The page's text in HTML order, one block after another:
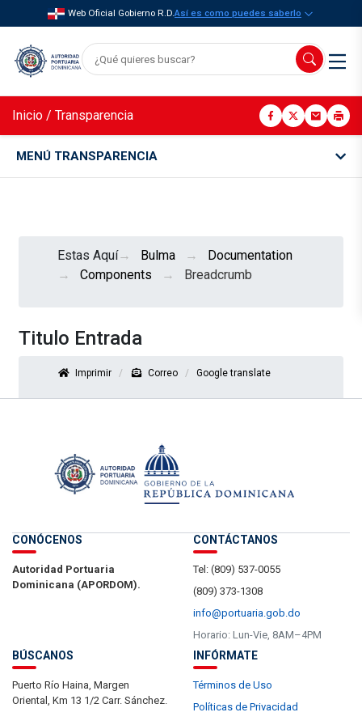
Web Oficial Gobierno R.D.Así es como puedes saberlo
Inicio / Transparencia
MENÚ TRANSPARENCIA
Estas Aquí Bulma
Documentation
Components
Breadcrumb
Titulo Entrada
Imprimir Correo Google translate
CONÓCENOS
Autoridad Portuaria
Dominicana (APORDOM).
CONTÁCTANOS
Tel: (809) 537-0055
(809) 373-1308
info@portuaria.gob.do
Horario: Lun-Vie, 8AM–4PM
BÚSCANOS
Puerto Río Haina, Margen
Oriental, Km 13 1/2 Carr. Sánchez.
INFÓRMATE
Términos de Uso
Políticas de Privacidad